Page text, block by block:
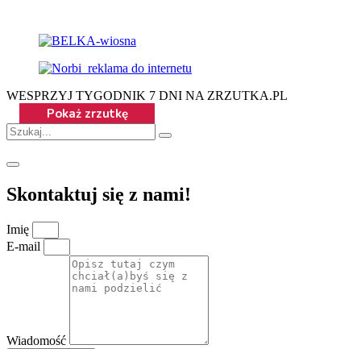
WESPRZYJ TYGODNIK 7 DNI NA ZRZUTKA.PL
Skontaktuj się z nami!
Imię
E-mail
Wiadomość